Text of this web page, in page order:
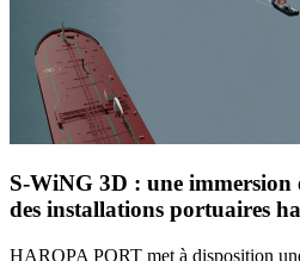
S-WiNG 3D : une immersion
des installations portuaires
HAROPA PORT met à disposition